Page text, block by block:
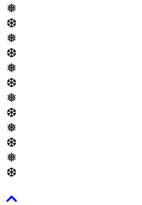
❅
❆
❅
❆
❅
❆
❅
❆
❅
❆
❅
❆